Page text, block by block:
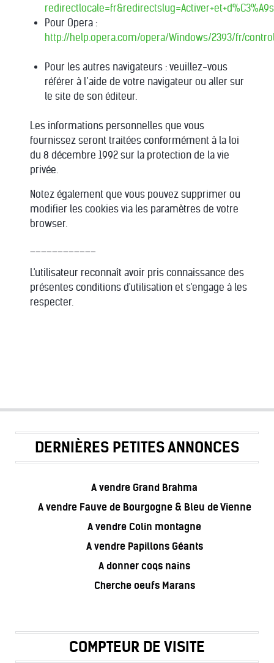
Pour Opera :
http://help.opera.com/opera/Windows/2393/fr/
Pour les autres navigateurs : veuillez-vous
référer à l’aide de votre navigateur ou aller sur
le site de son éditeur.
Les informations personnelles que vous
fournissez seront traitées conformément à la loi
du 8 décembre 1992 sur la protection de la vie
privée.
Notez également que vous pouvez supprimer ou
modifier les cookies via les paramètres de votre
browser.
L'utilisateur reconnaît avoir pris connaissance des
présentes conditions d'utilisation et s'engage à les
respecter.
DERNIÈRES PETITES ANNONCES
A vendre Grand Brahma
A vendre Fauve de Bourgogne & Bleu de Vienne
A vendre Colin montagne
A vendre Papillons Géants
A donner coqs nains
Cherche oeufs Marans
COMPTEUR DE VISITE